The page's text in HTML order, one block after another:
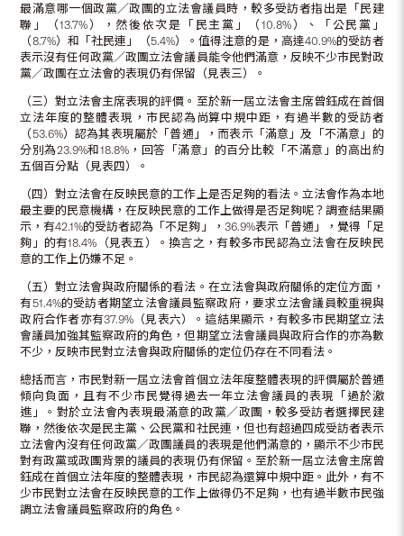
最滿意哪一個政黨／政團的立法會議員時，較多受訪者指出是「民建
聯」（13.7%），然後依次是「民主黨」（10.8%）、「公民黨」
（8.7%）和「社民連」（5.4%）。值得注意的是，高達40.9%的受訪者
表示沒有任何政黨／政團立法會議員能令他們滿意，反映不少市民對政
黨／政團在立法會的表現仍有保留（見表三）。
（三）對立法會主席表現的評價。至於新一屆立法會主席曾鈺成在首個
立法年度的整體表現，市民認為尚算中規中距，有過半數的受訪者
（53.6%）認為其表現屬於「普通」，而表示「滿意」及「不滿意」的
分別為23.9%和18.8%，回答「滿意」的百分比較「不滿意」的高出約
五個百分點（見表四）。
（四）對立法會在反映民意的工作上是否足夠的看法。立法會作為本地
最主要的民意機構，在反映民意的工作上做得是否足夠呢？調查結果顯
示，有42.1%的受訪者認為「不足夠」，36.9%表示「普通」，覺得「足
夠」的有18.4%（見表五）。換言之，有較多市民認為立法會在反映民
意的工作上仍嫌不足。
（五）對立法會與政府關係的看法。在立法會與政府關係的定位方面，
有51.4%的受訪者期望立法會議員監察政府，要求立法會議員較重視與
政府合作者亦有37.9%（見表六）。這結果顯示，有較多市民期望立法
會議員加強其監察政府的角色，但期望立法會議員與政府合作的亦為數
不少，反映市民對立法會與政府關係的定位仍存在不同看法。
總括而言，市民對新一屆立法會首個立法年度整體表現的評價屬於普通
傾向負面，且有不少市民覺得過去一年立法會議員的表現「過於激
進」。對於立法會內表現最滿意的政黨／政團，較多受訪者選擇民建
聯，然後依次是民主黨、公民黨和社民連，但也有超過四成受訪者表示
立法會內沒有任何政黨／政團議員的表現是他們滿意的，顯示不少市民
對有政黨或政團背景的議員的表現仍有保留。至於新一屆立法會主席曾
鈺成在首個立法年度的整體表現，市民認為還算中規中距。此外，有不
少市民對立法會在反映民意的工作上做得仍不足夠，也有過半數市民強
調立法會議員監察政府的角色。